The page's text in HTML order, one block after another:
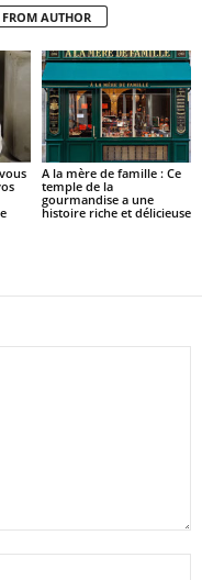
FROM AUTHOR
A la mère de famille : Ce
temple de la
gourmandise a une
histoire riche et délicieuse